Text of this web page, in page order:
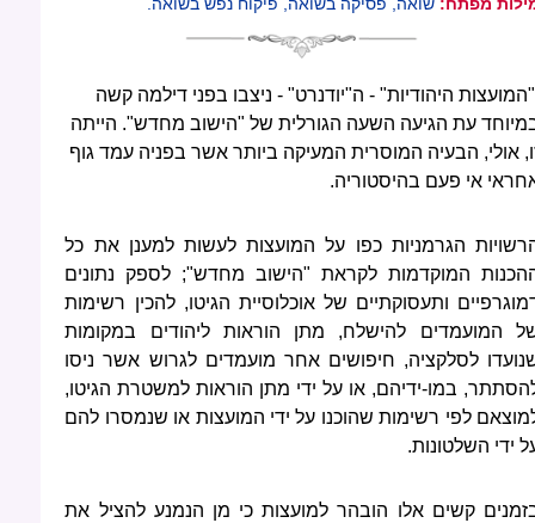
"המועצות היהודיות" - ה"יודנרט" - ניצבו בפני דילמה קשה
עת הגיעה השעה הגורלית של "הישוב מחדש". הייתה
אולי, הבעיה המוסרית המעיקה ביותר אשר בפניה עמד גוף
אי פעם בהיסטוריה.
הגרמניות כפו על המועצות לעשות למענן את כל
המוקדמות לקראת "הישוב מחדש"; לספק נתונים
ותעסוקתיים של אוכלוסיית הגיטו, להכין רשימות
המועמדים להישלח, מתן הוראות ליהודים במקומות
לסלקציה, חיפושים אחר מועמדים לגרוש אשר ניסו
במו-ידיהם, או על ידי מתן הוראות למשטרת הגיטו,
לפי רשימות שהוכנו על ידי המועצות או שנמסרו להם
ידי השלטונות.
קשים אלו הובהר למועצות כי מן הנמנע להציל את